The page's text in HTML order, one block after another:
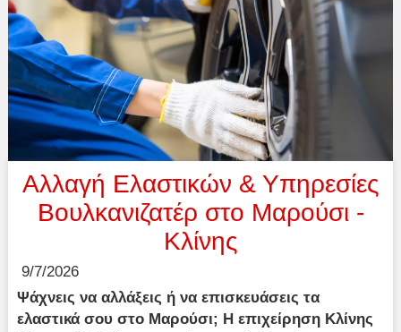
Αλλαγή Ελαστικών & Υπηρεσίες
Βουλκανιζατέρ στο Μαρούσι -
Κλίνης
9/7/2026
Ψάχνεις να αλλάξεις ή να επισκευάσεις τα
ελαστικά σου στο Μαρούσι; Η επιχείρηση Κλίνης